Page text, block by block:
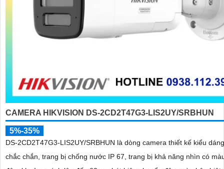
CAMERA HIKVISION DS-2CD2T47G3-LIS2UY/SRBHUN
5%-35%
DS-2CD2T47G3-LIS2UY/SRBHUN là dòng camera thiết kế kiểu
chắc chắn, trang bị chống nước IP 67, trang bị khả năng nhìn có màu vào ban